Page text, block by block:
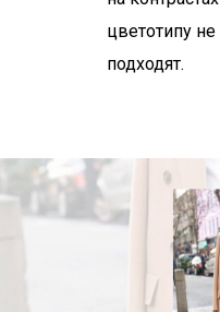
цветотипу не
подходят.